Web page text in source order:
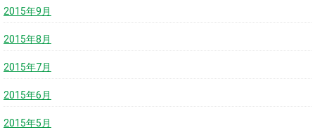
2015年9月
2015年8月
2015年7月
2015年6月
2015年5月